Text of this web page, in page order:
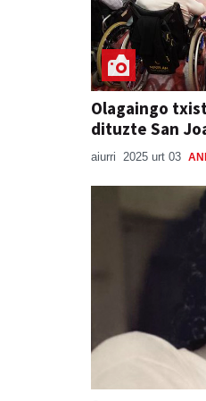
Olagaingo
dituzte San
aiurri 2025 urt 03